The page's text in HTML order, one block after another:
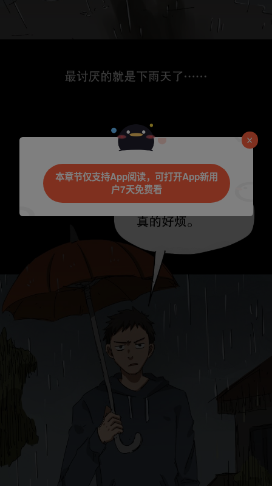
本章节仅支持App阅读，可打开App新用
户7天免费看
是否前往腾漫App继续阅读
立即前往